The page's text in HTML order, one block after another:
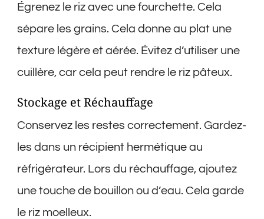
Égrenez le riz avec une fourchette. Cela
sépare les grains. Cela donne au plat une
texture légère et aérée. Évitez d’utiliser une
cuillère, car cela peut rendre le riz pâteux.
Stockage et Réchauffage
Conservez les restes correctement. Gardez-
les dans un récipient hermétique au
réfrigérateur. Lors du réchauffage, ajoutez
une touche de bouillon ou d’eau. Cela garde
le riz moelleux.